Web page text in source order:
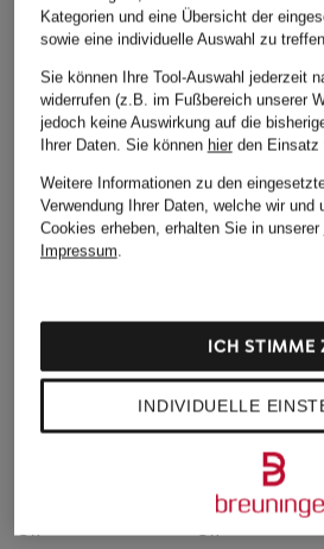
On
On
Kategorien und eine Übersicht der
sowie eine individuelle Auswahl zu
Sie können Ihre Tool-Auswahl jederzeit
widerrufen (z.B. im Fußbereich unserer
jedoch keine Auswirkung auf die
Ihrer Daten. Sie können hierden Einsatz
Weitere Informationen zu den
Verwendung Ihrer Daten, welche wir und
Cookies erheben, erhalten Sie in unserer
Impressum.
INDIVIDUELLE
ICH STIMME